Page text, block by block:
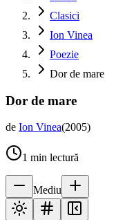
Clasici
Ion Vinea
Poezie
Dor de mare
Dor de mare
de Ion Vinea(2005)
1 min lectură
Mediu